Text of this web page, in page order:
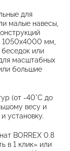
для
малые навесы,
1050x4000 мм,
или
масштабных
большие
(от -40°C до
весу и
установку.
BORREX 0.8
в 1 клик» или